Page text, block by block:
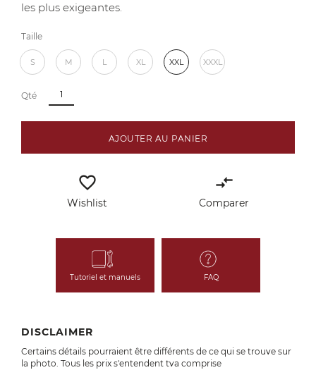
les plus exigeantes.
Taille
S M L XL XXL XXXL
Qté
AJOUTER AU PANIER
favorite_border
Wishlist
compare_arrows
Comparer
Tutoriel et manuels FAQ
DISCLAIMER
Certains détails pourraient être différents de ce qui se trouve sur
la photo. Tous les prix s'entendent tva comprise